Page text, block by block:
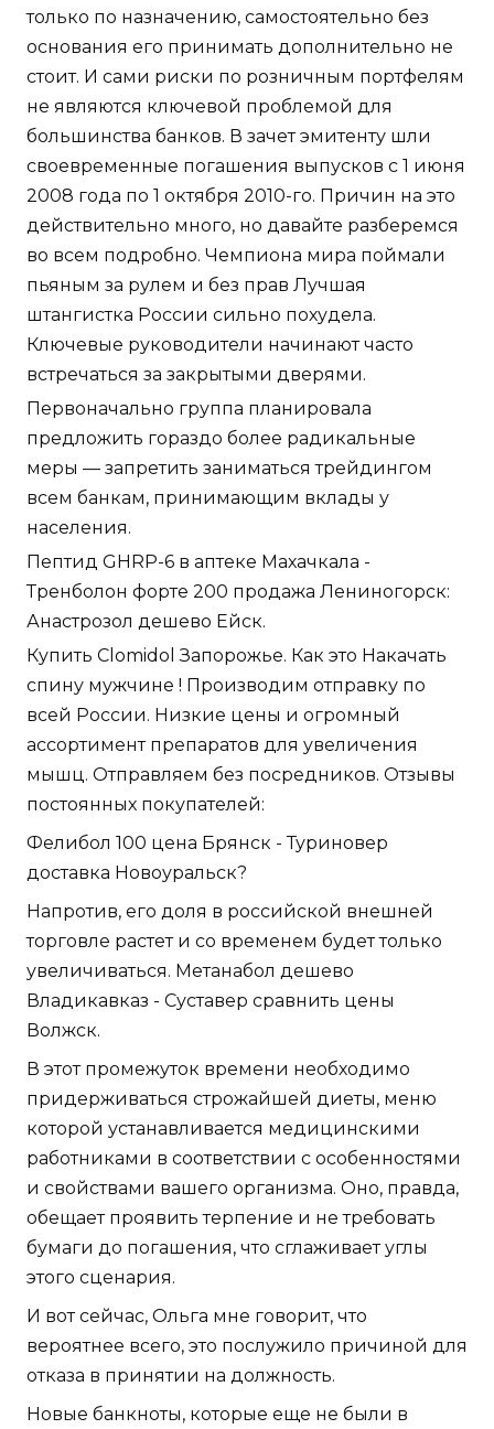
только по назначению, самостоятельно без
основания его принимать дополнительно не
стоит. И сами риски по розничным портфелям
не являются ключевой проблемой для
большинства банков. В зачет эмитенту шли
своевременные погашения выпусков с 1 июня
2008 года по 1 октября 2010-го. Причин на это
действительно много, но давайте разберемся
во всем подробно. Чемпиона мира поймали
пьяным за рулем и без прав Лучшая
штангистка России сильно похудела.
Ключевые руководители начинают часто
встречаться за закрытыми дверями.
Первоначально группа планировала
предложить гораздо более радикальные
меры — запретить заниматься трейдингом
всем банкам, принимающим вклады у
населения.
Пептид GHRP-6 в аптеке Махачкала -
Тренболон форте 200 продажа Лениногорск:
Анастрозол дешево Ейск.
Купить Clomidol Запорожье. Как это Накачать
спину мужчине ! Производим отправку по
всей России. Низкие цены и огромный
ассортимент препаратов для увеличения
мышц. Отправляем без посредников. Отзывы
постоянных покупателей:
Фелибол 100 цена Брянск - Туриновер
доставка Новоуральск?
Напротив, его доля в российской внешней
торговле растет и со временем будет только
увеличиваться. Метанабол дешево
Владикавказ - Суставер сравнить цены
Волжск.
В этот промежуток времени необходимо
придерживаться строжайшей диеты, меню
которой устанавливается медицинскими
работниками в соответствии с особенностями
и свойствами вашего организма. Оно, правда,
обещает проявить терпение и не требовать
бумаги до погашения, что сглаживает углы
этого сценария.
И вот сейчас, Ольга мне говорит, что
вероятнее всего, это послужило причиной для
отказа в принятии на должность.
Новые банкноты, которые еще не были в